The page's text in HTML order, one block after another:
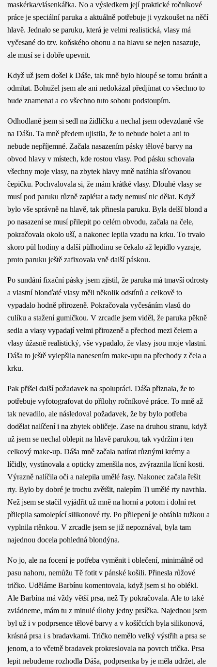
maskérka/vlásenkářka. No a výsledkem její praktické ročníkové
práce je speciální paruka a aktuálně potřebuje ji vyzkoušet na něčí
hlavě. Jednalo se paruku, která je velmi realistická, vlasy má
vyčesané do tzv. koňského ohonu a na hlavu se nejen nasazuje,
ale musí se i dobře upevnit.
Když už jsem došel k Dáše, tak mně bylo hloupé se tomu bránit a
odmítat. Bohužel jsem ale ani nedokázal předjímat co všechno to
bude znamenat a co všechno tuto sobotu podstoupím.
Odhodlaně jsem si sedl na židličku a nechal jsem odevzdaně vše
na Dášu. Ta mně předem ujistila, že to nebude bolet a ani to
nebude nepříjemné. Začala nasazením pásky tělové barvy na
obvod hlavy v místech, kde rostou vlasy. Pod pásku schovala
všechny moje vlasy, na zbytek hlavy mně natáhla síťovanou
čepičku. Pochvalovala si, že mám krátké vlasy. Dlouhé vlasy se
musí pod paruku různě zaplétat a tady nemusí nic dělat. Když
bylo vše správně na hlavě, tak přinesla paruku. Byla delší blond a
po nasazení se musí přilepit po celém obvodu, začala na čele,
pokračovala okolo uší, a nakonec lepila vzadu na krku. To trvalo
skoro půl hodiny a další půlhodinu se čekalo až lepidlo vyzraje,
proto paruku ještě zafixovala vně další páskou.
Po sundání fixační pásky jsem zjistil, že paruka má tmavší odrosty
a vlastní blonďaté vlasy měli několik odstínů a celkově to
vypadalo hodně přirozeně. Pokračovala vyčesáním vlasů do
culíku a stažení gumičkou. V zrcadle jsem viděl, že paruka pěkně
sedla a vlasy vypadají velmi přirozeně a přechod mezi čelem a
vlasy úžasně realistický, vše vypadalo, že vlasy jsou moje vlastní.
Dáša to ještě vylepšila nanesením make-upu na přechody z čela a
krku.
Pak přišel další požadavek na spolupráci. Dáša přiznala, že to
potřebuje vyfotografovat do přílohy ročníkové práce. To mně až
tak nevadilo, ale následoval požadavek, že by bylo potřeba
dodělat nalíčení i na zbytek obličeje. Zase na druhou stranu, když
už jsem se nechal oblepit na hlavě parukou, tak vydržím i ten
celkový make-up. Dáša mně začala natírat různými krémy a
líčidly, vystínovala a opticky zmenšila nos, zvýraznila lícní kosti.
Výrazně nalíčila oči a nalepila umělé řasy. Nakonec začala řešit
rty. Bylo by dobré je trochu zvětšit, nalepím Ti umělé rty navrhla.
Než jsem se stačil vyjádřit už mně na horní a potom i dolní ret
přilepila samolepící silikonové rty. Po přilepení je obtáhla tužkou a
vyplnila rtěnkou. V zrcadle jsem se již nepoznával, byla tam
najednou docela pohledná blondýna.
No jo, ale na focení je potřeba vyměnit i oblečení, minimálně od
pasu nahoru, nemůžu Tě fotit v pánské košili. Přinesla růžové
tričko. Uděláme Barbínu komentovala, když jsem si ho oblékl.
Ale Barbína má vždy větší prsa, než Ty pokračovala. Ale to také
zvládneme, mám tu z minulé úlohy jedny prsíčka. Najednou jsem
byl už i v podprsence tělové barvy a v košíčcích byla silikonová,
krásná prsa i s bradavkami. Tričko nemělo velký výstřih a prsa se
jenom, a to včetně bradavek prokreslovala na povrch trička. Prsa
lepit nebudeme rozhodla Dáša, podprsenka by je měla udržet, ale